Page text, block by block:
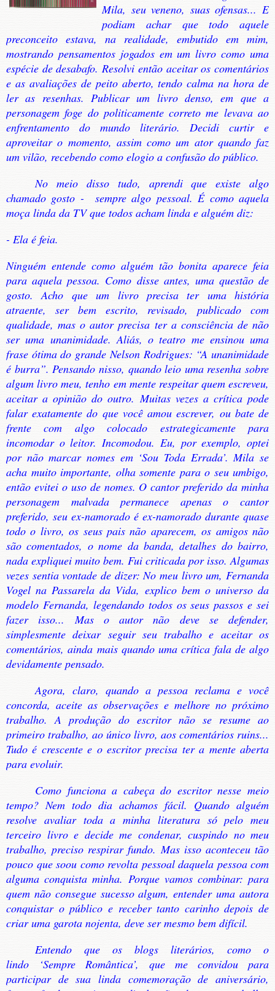
Mila, seu veneno, suas ofensas... E
podiam achar que todo aquele
preconceito estava, na realidade, embutido em mim,
mostrando pensamentos jogados em um livro como uma
espécie de desabafo. Resolvi então aceitar os comentários
e as avaliações de peito aberto, tendo calma na hora de
ler as resenhas. Publicar um livro denso, em que a
personagem foge do politicamente correto me levava ao
enfrentamento do mundo literário. Decidi curtir e
aproveitar o momento, assim como um ator quando faz
um vilão, recebendo como elogio a confusão do público.
No meio disso tudo, aprendi que existe algo
chamado gosto - sempre algo pessoal. É como aquela
moça linda da TV que todos acham linda e alguém diz:
- Ela é feia.
Ninguém entende como alguém tão bonita aparece feia
para aquela pessoa. Como disse antes, uma questão de
gosto. Acho que um livro precisa ter uma história
atraente, ser bem escrito, revisado, publicado com
qualidade, mas o autor precisa ter a consciência de não
ser uma unanimidade. Aliás, o teatro me ensinou uma
frase ótima do grande Nelson Rodrigues: “A unanimidade
é burra”. Pensando nisso, quando leio uma resenha sobre
algum livro meu, tenho em mente respeitar quem escreveu,
aceitar a opinião do outro. Muitas vezes a crítica pode
falar exatamente do que você amou escrever, ou bate de
frente com algo colocado estrategicamente para
incomodar o leitor. Incomodou. Eu, por exemplo, optei
por não marcar nomes em ‘Sou Toda Errada’. Mila se
acha muito importante, olha somente para o seu umbigo,
então evitei o uso de nomes. O cantor preferido da minha
personagem malvada permanece apenas o cantor
preferido, seu ex-namorado é ex-namorado durante quase
todo o livro, os seus pais não aparecem, os amigos não
são comentados, o nome da banda, detalhes do bairro,
nada expliquei muito bem. Fui criticada por isso. Algumas
vezes sentia vontade de dizer: No meu livro um, Fernanda
Vogel na Passarela da Vida, explico bem o universo da
modelo Fernanda, legendando todos os seus passos e sei
fazer isso... Mas o autor não deve se defender,
simplesmente deixar seguir seu trabalho e aceitar os
comentários, ainda mais quando uma crítica fala de algo
devidamente pensado.
Agora, claro, quando a pessoa reclama e você
concorda, aceite as observações e melhore no próximo
trabalho. A produção do escritor não se resume ao
primeiro trabalho, ao único livro, aos comentários ruins...
Tudo é crescente e o escritor precisa ter a mente aberta
para evoluir.
Como funciona a cabeça do escritor nesse meio
tempo? Nem todo dia achamos fácil. Quando alguém
resolve avaliar toda a minha literatura só pelo meu
terceiro livro e decide me condenar, cuspindo no meu
trabalho, preciso respirar fundo. Mas isso aconteceu tão
pouco que soou como revolta pessoal daquela pessoa com
alguma conquista minha. Porque vamos combinar: para
quem não consegue sucesso algum, entender uma autora
conquistar o público e receber tanto carinho depois de
criar uma garota nojenta, deve ser mesmo bem difícil.
Entendo que os blogs literários, como o
lindo ‘Sempre Romântica’, que me convidou para
participar de sua linda comemoração de aniversário,